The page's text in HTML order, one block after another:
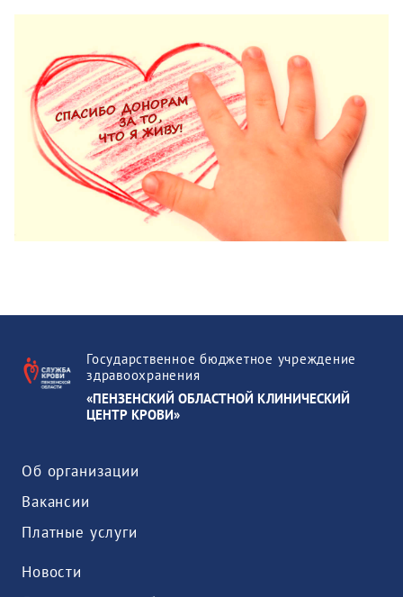
Государственное бюджетное учреждение
здравоохранения
«ПЕНЗЕНСКИЙ ОБЛАСТНОЙ КЛИНИЧЕСКИЙ
ЦЕНТР КРОВИ»
Об организации
Вакансии
Платные услуги
Новости